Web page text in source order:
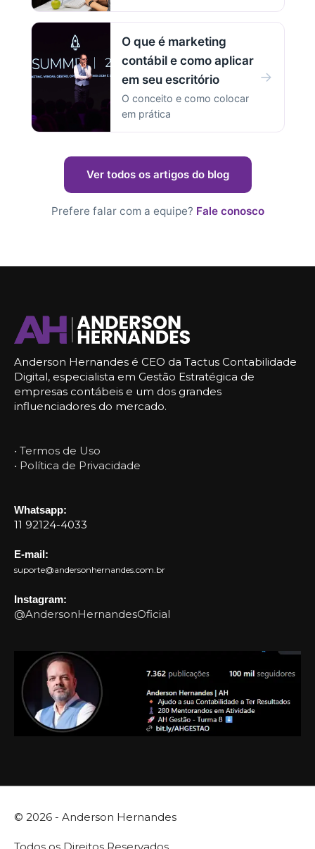
O que é marketing
contábil e como aplicar
em seu escritório
O conceito e como colocar
em prática
→
Ver todos os artigos do blog
Prefere falar com a equipe? Fale conosco
Anderson Hernandes é CEO da Tactus Contabilidade
Digital, especialista em Gestão Estratégica de
empresas contábeis e um dos grandes
influenciadores do mercado.
• Termos de Uso
• Política de Privacidade
Whatsapp:
11 92124-4033
E-mail:
suporte@andersonhernandes.com.br
Instagram:
@AndersonHernandesOficial
© 2026 - Anderson Hernandes